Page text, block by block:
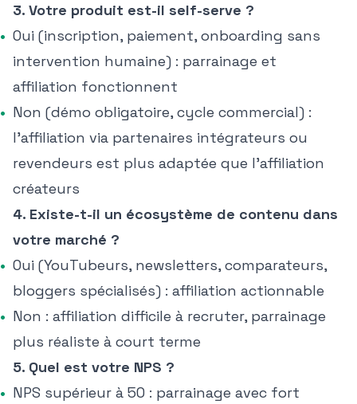
3. Votre produit est-il self-serve ?
Oui (inscription, paiement, onboarding sans
intervention humaine) : parrainage et
affiliation fonctionnent
Non (démo obligatoire, cycle commercial) :
l'affiliation via partenaires intégrateurs ou
revendeurs est plus adaptée que l'affiliation
créateurs
4. Existe-t-il un écosystème de contenu dans
votre marché ?
Oui (YouTubeurs, newsletters, comparateurs,
bloggers spécialisés) : affiliation actionnable
Non : affiliation difficile à recruter, parrainage
plus réaliste à court terme
5. Quel est votre NPS ?
NPS supérieur à 50 : parrainage avec fort